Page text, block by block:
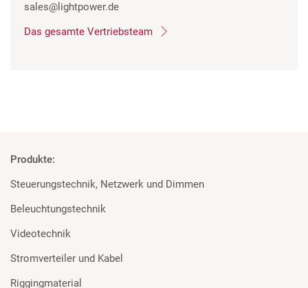
sales@lightpower.de
Das gesamte Vertriebsteam
Produkte:
Steuerungstechnik, Netzwerk und Dimmen
Beleuchtungstechnik
Videotechnik
Stromverteiler und Kabel
Riggingmaterial